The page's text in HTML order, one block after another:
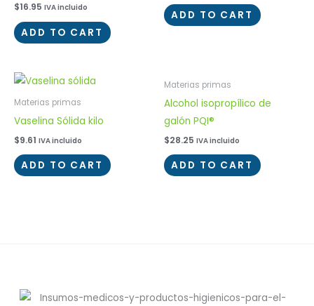
$16.95 IVA incluido
ADD TO CART
ADD TO CART
Materias primas
Vaselina Sólida kilo
$9.61 IVA incluido
ADD TO CART
Materias primas
Alcohol isopropílico de
galón PQI®
$28.25 IVA incluido
ADD TO CART